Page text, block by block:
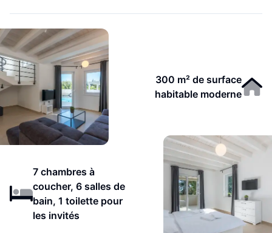
300 m² de surface
habitable moderne
7 chambres à
coucher, 6 salles de
bain, 1 toilette pour
les invités